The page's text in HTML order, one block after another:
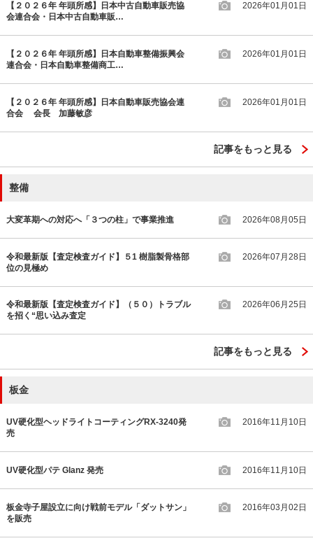
【２０２６年 年頭所感】日本中古自動車販売協
会連合会・日本中古自動車販…
2026年01月01日
【２０２６年 年頭所感】日本自動車整備振興会
連合会・日本自動車整備商工…
2026年01月01日
【２０２６年 年頭所感】日本自動車販売協会連
合会 会長 加藤敏彦
2026年01月01日
記事をもっと見る
整備
大変革期への対応へ「３つの柱」で事業推進 2026年08月05日
令和最新版【査定検査ガイド】５1 樹脂製骨格部
位の見極め
2026年07月28日
令和最新版【査定検査ガイド】（５０）トラブル
を招く“思い込み査定
2026年06月25日
記事をもっと見る
板金
UV硬化型ヘッドライトコーティングRX-3240発
売
2016年11月10日
UV硬化型パテ Glanz 発売 2016年11月10日
板金寺子屋設立に向け戦前モデル「ダットサン」
を販売
2016年03月02日